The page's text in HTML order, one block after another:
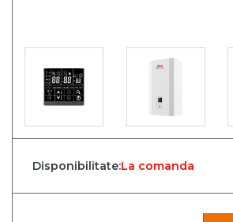
Disponibilitate:La comanda